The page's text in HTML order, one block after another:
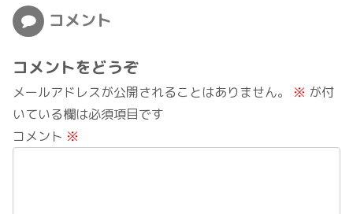
コメント
コメントをどうぞ
メールアドレスが公開されることはありません。 ※ が付
いている欄は必須項目です
コメント ※